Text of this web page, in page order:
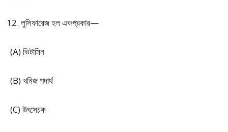
লুসিফারেজ হল একপ্রকার—
(A) ভিটামিন
(B) খনিজ পদার্থ
(C) উৎসেচক